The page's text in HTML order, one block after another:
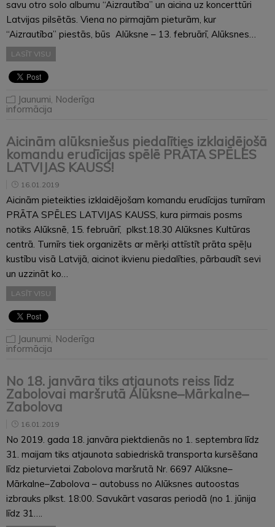
savu otro solo albumu “Aizrautība” un aicina uz koncerttūri
Latvijas pilsētās. Viena no pirmajām pieturām, kur
“Aizrautība” piestās, būs Alūksne – 13. februārī, Alūksnes…
LASĪT VISU
Jaunumi Noderīga
informācija
Aicinām alūksniešus piedalīties izklaidējošā
komandu erudīcijas spēlē PRĀTA SPĒLES
LATVIJAS KAUSS!
16.01.2019
Aicinām pieteikties izklaidējošam komandu erudīcijas turnīram
PRĀTA SPĒLES LATVIJAS KAUSS, kura pirmais posms
notiks Alūksnē, 15. februārī, plkst.18.30 Alūksnes Kultūras
centrā. Turnīrs tiek organizēts ar mērķi attīstīt prāta spēļu
kustību visā Latvijā, aicinot ikvienu piedalīties, pārbaudīt sevi
un uzzināt ko…
LASĪT VISU
Jaunumi Noderīga
informācija
No 18. janvāra tiks atjaunots reiss līdz
Zabolovai maršrutā Alūksne–Mārkalne–
Zabolova
16.01.2019
No 2019. gada 18. janvāra piektdienās no 1. septembra līdz
31. maijam tiks atjaunota sabiedriskā transporta kursēšana
līdz pieturvietai Zabolova maršrutā Nr. 6697 Alūksne–
Mārkalne–Zabolova – autobuss no Alūksnes autoostas
izbrauks plkst. 18:00. Savukārt vasaras periodā (no 1. jūnija
līdz 31….